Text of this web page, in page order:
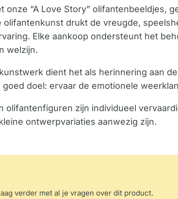
onze “A Love Story”
olifantenkunst drukt de vreugde,
Elke aankoop ondersteunt het
welzijn.
dient het als herinnering aan
doel: ervaar de emotionele
olifantenfiguren zijn individueel
ontwerpvariaties aanwezig zijn.
verder met al je vragen over dit product.